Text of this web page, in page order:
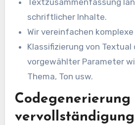
Textzusammenfassung
schriftlicher Inhalte.
Wir vereinfachen
Klassifizierung von
vorgewählter Parameter
Thema, Ton usw.
Codegenerierung
vervollständigung